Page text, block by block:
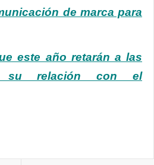
de marca para
este año retarán a las
su relación con el